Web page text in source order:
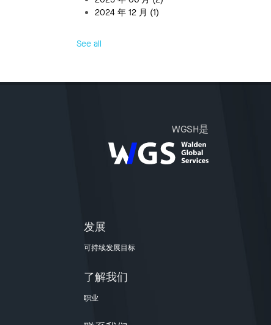
2024 年 12 月 (1)
See all
WGSH是
发展
可持续发展目标
了解我们
职业